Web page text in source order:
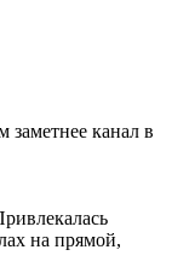
канал в
на прямой,